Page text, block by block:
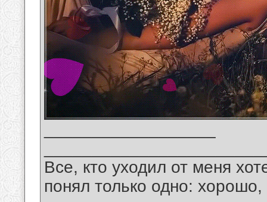
Все, кто уходил от меня
понял только одно: